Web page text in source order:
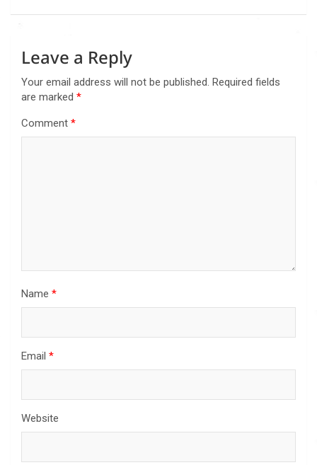
Leave a Reply
Your email address will not be published. Required fields
are marked *
Comment *
Name *
Email *
Website